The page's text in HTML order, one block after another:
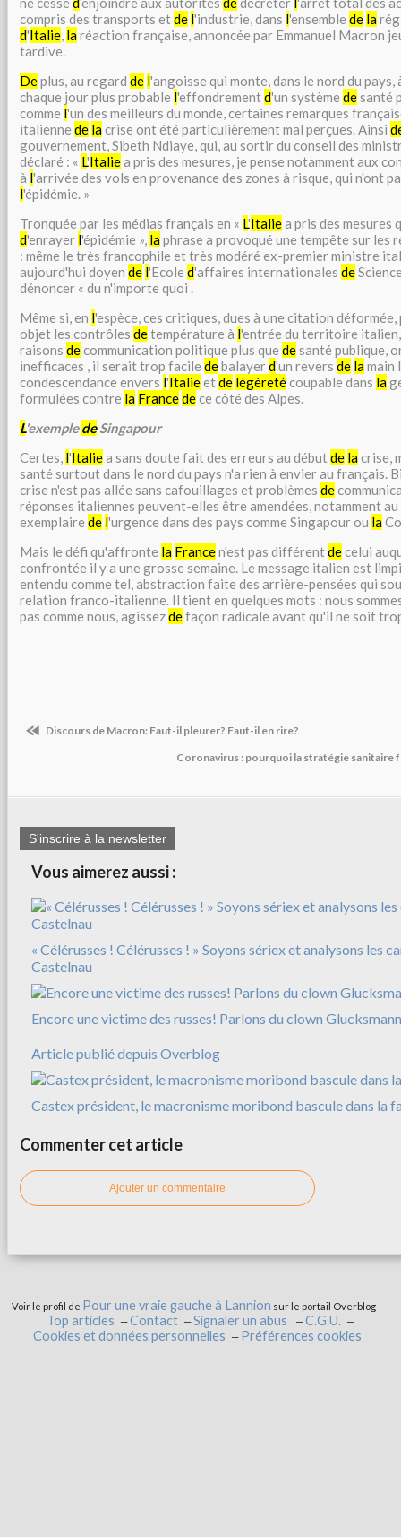
compris des transports etde l'industrie, dans l'ensemble de la
d'Italie, laréaction française, annoncée par Emmanuel Macron
tardive.
Deplus, au regard de l'angoisse qui monte, dans le nord du pays,
chaque jour plus probable l'effondrementd'un système desanté
comme l'un des meilleurs du monde, certaines remarques
italienne de lacrise ont été particulièrement mal perçues. Ainsi
gouvernement, Sibeth Ndiaye, qui, au sortir du conseil des
déclaré : « L'Italiea pris des mesures, je pense notamment aux
à l'arrivée des vols en provenance des zones à risque, qui n'ont
l'épidémie. »
Tronquée par les médias français en « L'Italiea pris des mesures
d'enrayer l'épidémie », laphrase a provoqué une tempête sur les
: même le très francophile et très modéré ex-premier ministre
aujourd'hui doyen de l'Ecole d'affaires internationales de
dénoncer « du n'importe quoi .
Même si, en l'espèce, ces critiques, dues à une citation
objet les contrôles detempérature à l'entrée du territoire
raisons decommunication politique plus que desanté publique,
inefficaces , il serait trop facile debalayerd'un revers de lamain
condescendance envers l'Italieetde légèretécoupable dans la
formulées contre la Francedece côté des Alpes.
L'exempledeSingapour
Certes, l'Italiea sans doute fait des erreurs au débutde lacrise,
santé surtout dans le nord du pays n'a rien à envier au français.
crise n'est pas allée sans cafouillages et problèmes de
réponses italiennes peuvent-elles être amendées, notamment
exemplaire de l'urgence dans des pays comme Singapour ou la
Mais le défi qu'affronte la Francen'est pas différentdecelui
confrontée il y a une grosse semaine. Le message italien est
entendu comme tel, abstraction faite des arrière-pensées qui
relation franco-italienne. Il tient en quelques mots : nous
pas comme nous, agissezdefaçon radicale avant qu'il ne soit
Discours de Macron: Faut-il pleurer? Faut-il en rire?
Coronavirus : pourquoi la stratégie sanitaire
S'inscrire à la newsletter
Vous aimerez aussi :
« Célérusses ! Célérusses ! » Soyons sériex et analysons les
Castelnau
Encore une victime des russes! Parlons du clown Glucksmann
Article publié depuis Overblog
Castex président, le macronisme moribond bascule dans la
Commenter cet article
Ajouter un commentaire
Voir le profil de Pour une vraie gauche à Lannion sur le portail Overblog
Top articles Contact Signaler un abus
C.G.U.
Cookies et données personnelles
Préférences cookies